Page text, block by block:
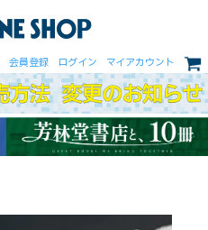
会員登録 ログイン マイアカウント